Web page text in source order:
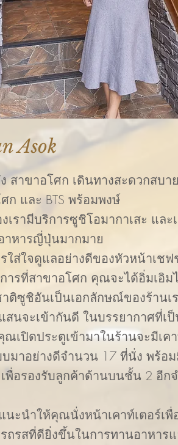
Asok
สาขาอโศก เดินทางสะดวกสบา
ศก และ BTS พร้อมพงษ์
เรามีบริการซูชิโอมากาเสะ และ
าหารญี่ปุ่นมากมาย
ใส่ใจดูแลอย่างดีของหัวหน้าเช
ารที่สาขาอโศก คุณจะได้อิ่มเอิม
ติซูชิอันเป็นเอกลักษณ์ของร้านเ
สนจะเข้ากันดี ในบรรยากาศที่เป็
เปิดประตูเข้ามาในร้านจะมีเค
มาอย่างดีจำนวน 17 ที่นั่ง พร้อ
เพื่อรองรับลูกค้าด้านบนชั้น 2 อีก
นะนำให้คุณนั่งหน้าเคาท์เตอร์เพื่
ถรสที่ดียิ่งขึ้นในการทานอาหาร